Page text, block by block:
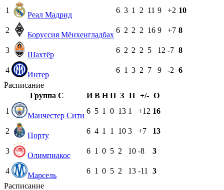
1
Реал Мадрид
6 3 1 2 11 9 +2 10
2
Боруссия Мёнхенгладбах
6 2 2 2 16 9 +7 8
3
Шахтёр
6 2 2 2 5 12 -7 8
4
Интер
6 1 3 2 7 9 -2 6
Расписание
Группа C
И В Н П З П +/- О
1
Манчестер Сити
6 5 1 0 13 1 +12 16
2
Порту
6 4 1 1 10 3 +7 13
3
Олимпиакос
6 1 0 5 2 10 -8 3
4
Марсель
6 1 0 5 2 13 -11
3
Расписание